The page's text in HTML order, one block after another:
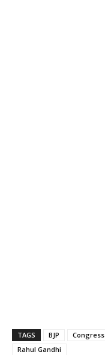
TAGS BJP Congress
Rahul Gandhi